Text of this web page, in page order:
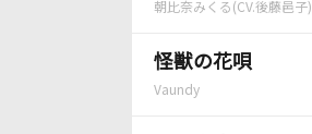
朝比奈みくる(CV.後藤邑子)
怪獣の花唄
Vaundy